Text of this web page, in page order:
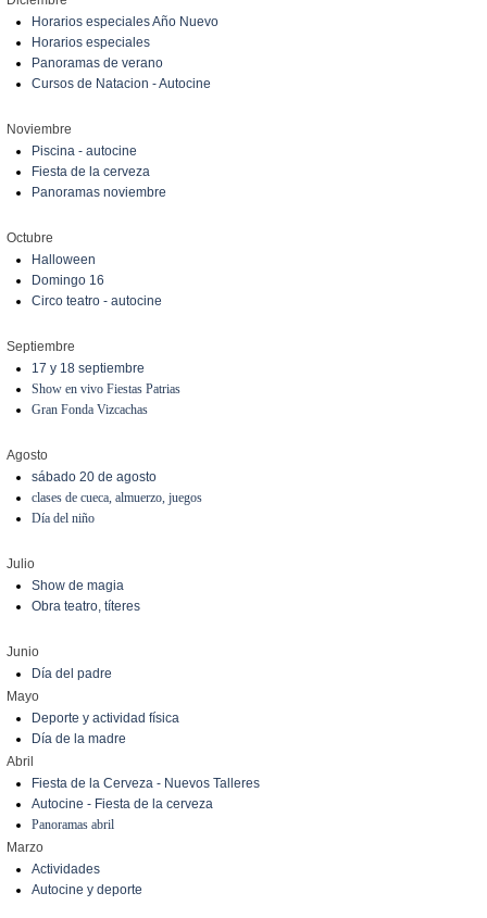
Horarios especiales Año Nuevo
Horarios especiales
Panoramas de verano
Cursos de Natacion - Autocine
Noviembre
Piscina - autocine
Fiesta de la cerveza
Panoramas noviembre
Octubre
Halloween
Domingo 16
Circo teatro - autocine
Septiembre
17 y 18 septiembre
Show en vivo Fiestas Patrias
Gran Fonda Vizcachas
Agosto
sábado 20 de agosto
clases de cueca, almuerzo, juegos
Día del niño
Julio
Show de magia
Obra teatro, títeres
Junio
Día del padre
Mayo
Deporte y actividad física
Día de la madre
Abril
Fiesta de la Cerveza - Nuevos Talleres
Autocine - Fiesta de la cerveza
Panoramas abril
Marzo
Actividades
Autocine y deporte